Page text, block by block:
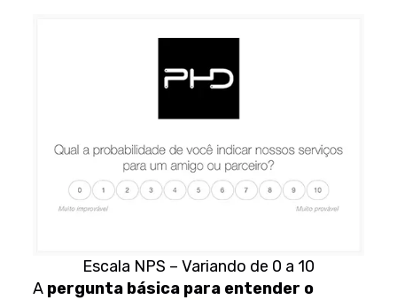
Escala NPS – Variando de 0 a 10
A pergunta básica para entender o